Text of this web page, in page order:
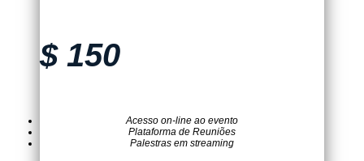
$ 150
Acesso on-line ao evento
Plataforma de Reuniões
Palestras em streaming